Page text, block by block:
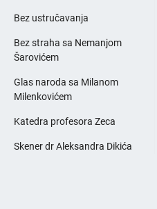
Bez ustručavanja
Bez straha sa Nemanjom
Šarovićem
Glas naroda sa Milanom
Milenkovićem
Katedra profesora Zeca
Skener dr Aleksandra Dikića